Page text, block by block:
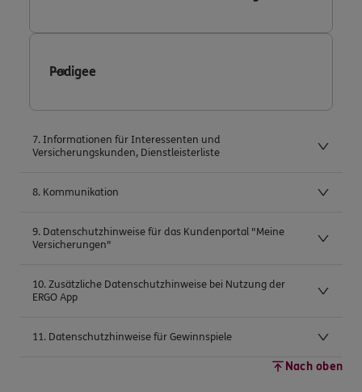
Podigee
7. Informationen für Interessenten und
Versicherungskunden, Dienstleisterliste
8. Kommunikation
9. Datenschutzhinweise für das Kundenportal "Meine
Versicherungen"
10. Zusätzliche Datenschutzhinweise bei Nutzung der
ERGO App
11. Datenschutzhinweise für Gewinnspiele
Nach oben